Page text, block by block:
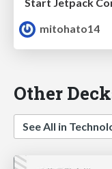
mitohato14
Other
See All in